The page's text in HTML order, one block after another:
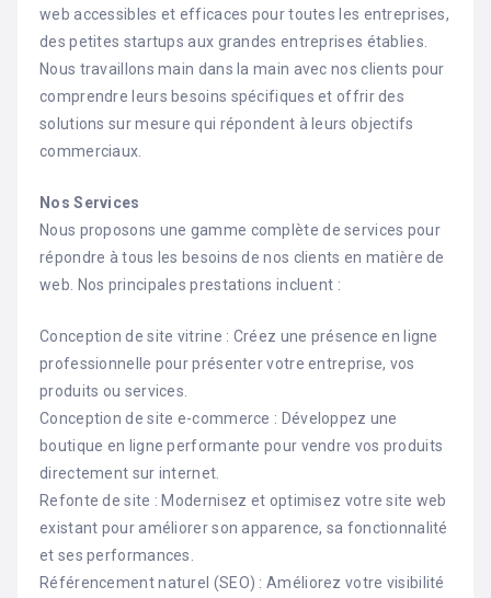
web accessibles et efficaces pour toutes les entreprises,
des petites startups aux grandes entreprises établies.
Nous travaillons main dans la main avec nos clients pour
comprendre leurs besoins spécifiques et offrir des
solutions sur mesure qui répondent à leurs objectifs
commerciaux.
Nos Services
Nous proposons une gamme complète de services pour
répondre à tous les besoins de nos clients en matière de
web. Nos principales prestations incluent :
Conception de site vitrine : Créez une présence en ligne
professionnelle pour présenter votre entreprise, vos
produits ou services.
Conception de site e-commerce : Développez une
boutique en ligne performante pour vendre vos produits
directement sur internet.
Refonte de site : Modernisez et optimisez votre site web
existant pour améliorer son apparence, sa fonctionnalité
et ses performances.
Référencement naturel (SEO) : Améliorez votre visibilité